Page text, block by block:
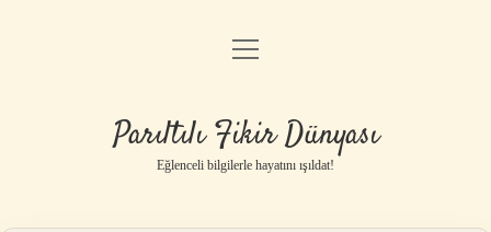
Anasayfa
Yasal Uyarı
menüyü
Parıltılı Fikir Dünyası
Eğlenceli bilgilerle hayatını ışıldat!